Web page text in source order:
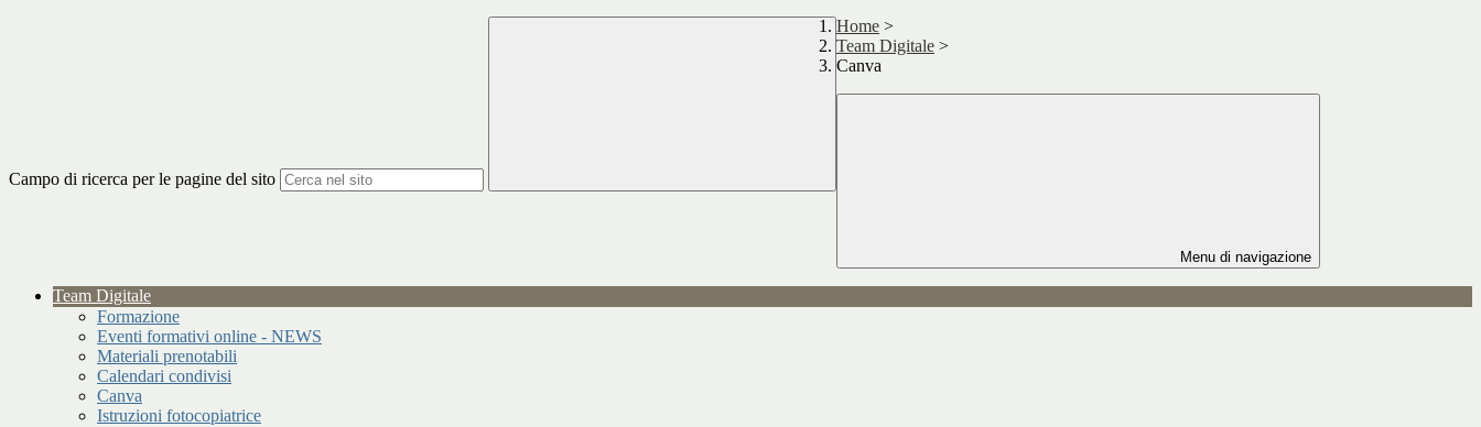
Campo di ricerca per le pagine del sito
Home >
Team Digitale >
Canva
Menu di navigazione
Team Digitale
Formazione
Eventi formativi online - NEWS
Materiali prenotabili
Calendari condivisi
Canva
Istruzioni fotocopiatrice